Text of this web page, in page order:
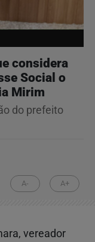
considera
Social o
Mirim
do prefeito
A- A+
vereador